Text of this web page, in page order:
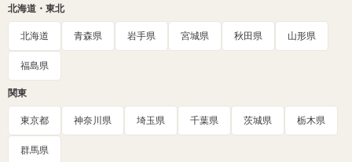
北海道・東北
北海道 青森県 岩手県 宮城県 秋田県 山形県
福島県
関東
東京都 神奈川県 埼玉県 千葉県 茨城県 栃木県
群馬県